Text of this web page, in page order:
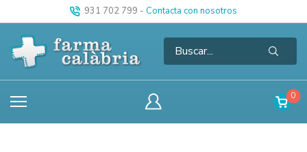
931 702 799 - Contacta con nosotros
0